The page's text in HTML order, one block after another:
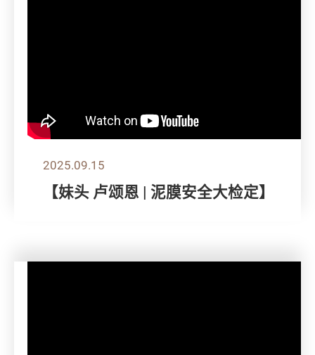
2025.09.15
【妹头 卢颂恩 | 泥膜安全大检定】